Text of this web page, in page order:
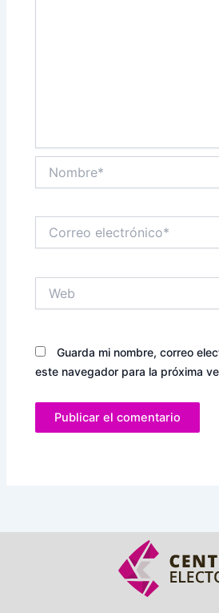
electrónico*
Guarda mi nombre, correo
este navegador para la próxima